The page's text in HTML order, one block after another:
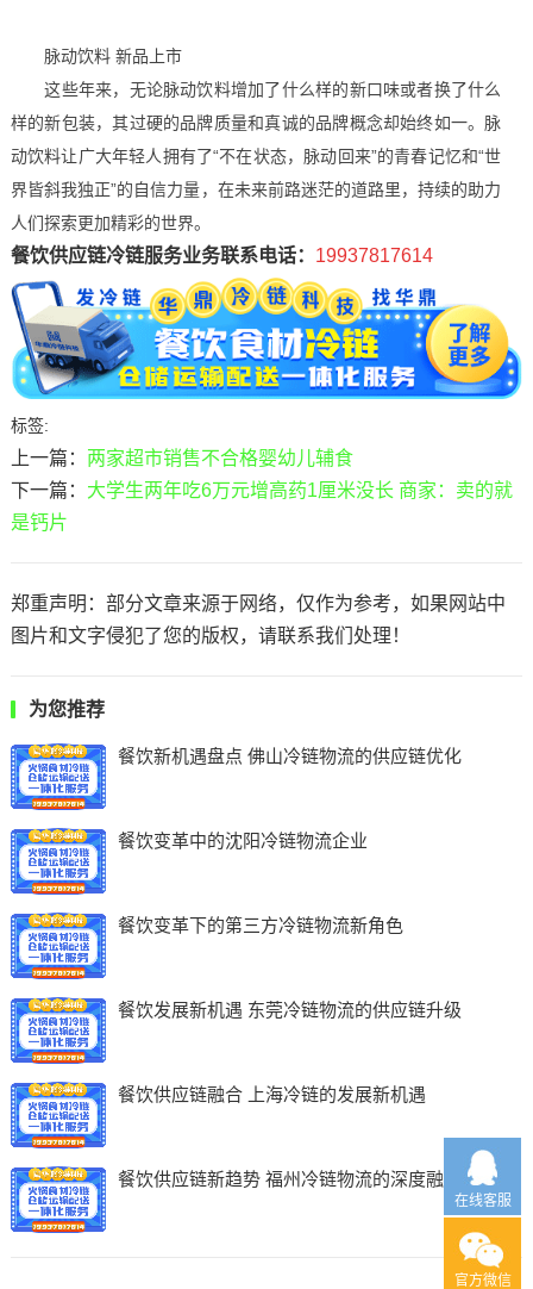
脉动饮料 新品上市
这些年来，无论脉动饮料增加了什么样的新口味或者换了什么
样的新包装，其过硬的品牌质量和真诚的品牌概念却始终如一。脉
动饮料让广大年轻人拥有了“不在状态，脉动回来”的青春记忆和“世
界皆斜我独正”的自信力量，在未来前路迷茫的道路里，持续的助力
人们探索更加精彩的世界。
餐饮供应链冷链服务业务联系电话： 19937817614
标签:
上一篇： 两家超市销售不合格婴幼儿辅食
下一篇： 大学生两年吃6万元增高药1厘米没长 商家：卖的就
是钙片
郑重声明：部分文章来源于网络，仅作为参考，如果网站中
图片和文字侵犯了您的版权，请联系我们处理！
为您推荐
餐饮新机遇盘点 佛山冷链物流的供应链优化
餐饮变革中的沈阳冷链物流企业
餐饮变革下的第三方冷链物流新角色
餐饮发展新机遇 东莞冷链物流的供应链升级
餐饮供应链融合 上海冷链的发展新机遇
餐饮供应链新趋势 福州冷链物流的深度融合
在线客服
官方微信